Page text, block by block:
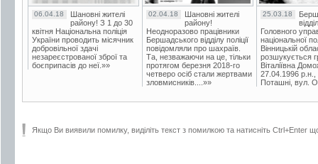
06.04.18
Шановні жителі
району! З 1 до 30
квітня Національна поліція
України проводить місячник
добровільної здачі
незареєстрованої зброї та
боєприпасів до неї.»»
02.04.18
Шановні жителі
району!
Неодноразово працівники
Бершадського відділу поліції
повідомляли про шахраїв.
Та, незважаючи на це, тільки
протягом березня 2018-го
четверо осіб стали жертвами
зловмисників....»»
25.03.18
Головного
національної
Вінницькій
розшукується
Віталіївна
27.04.1996 р.н.,
Поташні, вул.
Якщо Ви виявили помилку, виділіть текст з помилкою та натисніть Ctrl+Enter